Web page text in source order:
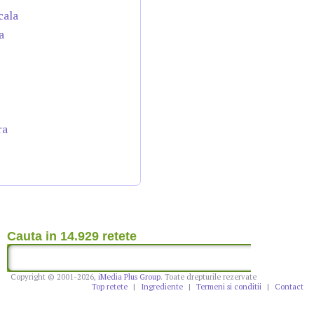
Cauta in 14.929 retete
Copyright © 2001-2026, iMedia Plus Group. Toate drepturile rezervate
Top retete
| Ingrediente | Termeni si conditii | Contact